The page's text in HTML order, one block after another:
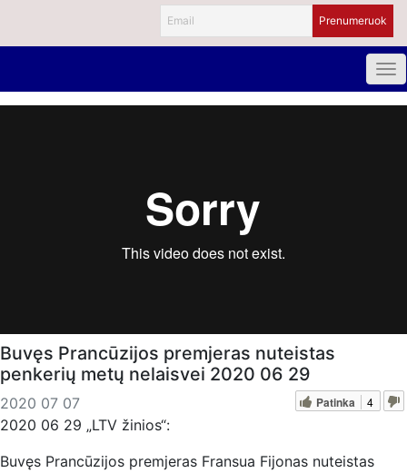
Buvęs Prancūzijos premjeras nuteistas
penkerių metų nelaisvei 2020 06 29
2020 07 07 Patinka 4
2020 06 29 „LTV žinios“:
Buvęs Prancūzijos premjeras Fransua Fijonas nuteistas